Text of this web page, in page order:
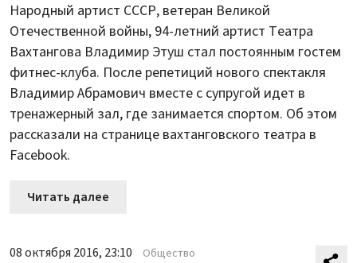
Народный артист СССР, ветеран Великой
Отечественной войны, 94-летний артист Театра
Вахтангова Владимир Этуш стал постоянным гостем
фитнес-клуба. После репетиций нового спектакля
Владимир Абрамович вместе с супругой идет в
тренажерный зал, где занимается спортом. Об этом
рассказали на странице вахтанговского театра в
Facebook.
Читать далее
08 октября 2016, 23:10 Общество